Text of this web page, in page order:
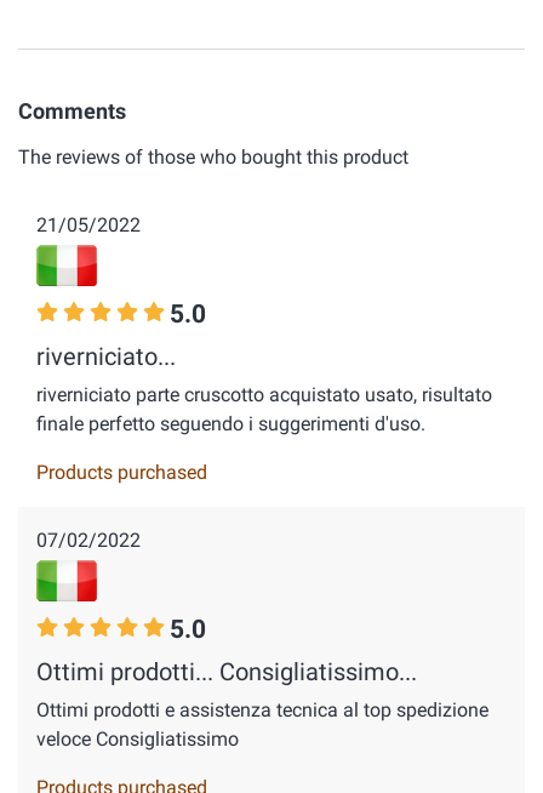
Comments
The reviews of those who bought this product
21/05/2022
5.0
riverniciato...
riverniciato parte cruscotto acquistato usato, risultato
finale perfetto seguendo i suggerimenti d'uso.
Products purchased
07/02/2022
5.0
Ottimi prodotti... Consigliatissimo...
Ottimi prodotti e assistenza tecnica al top spedizione
veloce Consigliatissimo
Products purchased